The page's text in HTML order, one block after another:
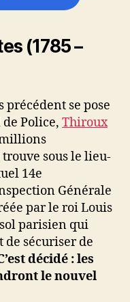
(1785 –
se pose
Police, Thiroux
trouve sous le lieu-
14e
Générale
par le roi Louis
parisien qui
de sécuriser de
décidé : les
le nouvel